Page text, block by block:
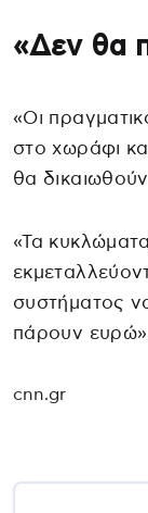
«Δεν θα
«Οι
στο χωράφι
θα
«Τα
συστήματος
πάρουν
cnn.gr